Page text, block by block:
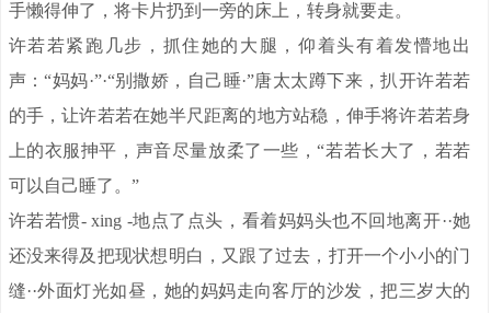
手懒得伸了，将卡片扔到一旁的床上，转身就要走。
许若若紧跑几步，抓住她的大腿，仰着头有着发懵地出
声：“妈妈·”·“别撒娇，自己睡·”唐太太蹲下来，扒开许若若
的手，让许若若在她半尺距离的地方站稳，伸手将许若若身
上的衣服抻平，声音尽量放柔了一些，“若若长大了，若若
可以自己睡了。”
许若若惯- xing -地点了点头，看着妈妈头也不回地离开··她
还没来得及把现状想明白，又跟了过去，打开一个小小的门
缝··外面灯光如昼，她的妈妈走向客厅的沙发，把三岁大的